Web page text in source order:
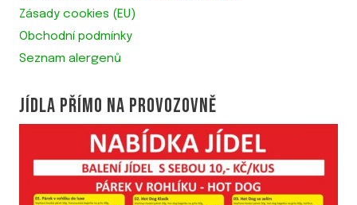
Zásady cookies (EU)
Obchodní podmínky
Seznam alergenů
JÍDLA PŘÍMO NA PROVOZOVNĚ